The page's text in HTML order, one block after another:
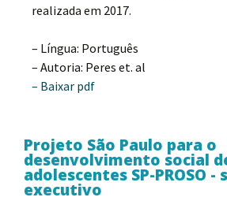
realizada em 2017.
– Língua: Português
– Autoria: Peres et. al
– Baixar pdf
Projeto São Paulo para o
desenvolvimento social
adolescentes SP-PROSO -
executivo